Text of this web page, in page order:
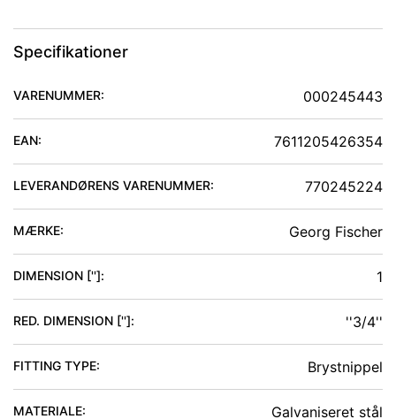
Specifikationer
VARENUMMER: 000245443
EAN: 7611205426354
LEVERANDØRENS VARENUMMER: 770245224
MÆRKE: Georg Fischer
DIMENSION ['']: 1
RED. DIMENSION ['']: ''3/4''
FITTING TYPE: Brystnippel
MATERIALE: Galvaniseret stål